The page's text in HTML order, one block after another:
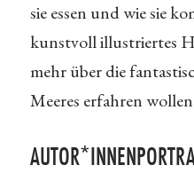
sie essen und wie sie
kunstvoll illustriertes
mehr über die
Meeres erfahren